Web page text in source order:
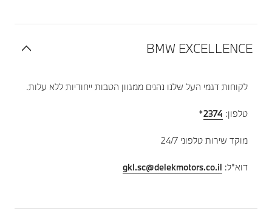
BMW EXCELLENCE
לקוחות דגמי העל שלנו נהנים ממגוון הטבות ייחודיות ללא עלות.
טלפון:2374
*
מוקד שירות טלפוני 24/7
דוא"ל:gkl.sc@delekmotors.co.il